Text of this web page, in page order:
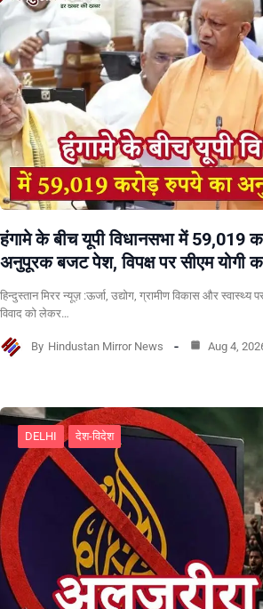
हंगामे के बीच यूपी विधानसभा में 59,019
अनुपूरक बजट पेश, विपक्ष पर सीएम योगी
हिन्दुस्तान मिरर न्यूज़ :ऊर्जा, उद्योग, ग्रामीण विकास और स्वास्थ्य
विवाद को लेकर…
By Hindustan Mirror News Aug 4,
DELHI देश-विदेश